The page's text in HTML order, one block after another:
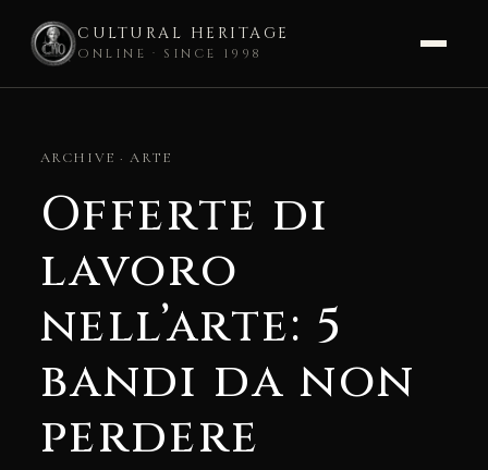
CULTURAL HERITAGE
ONLINE · SINCE 1998
contentARCHIVE · ARTE
Offerte di
lavoro
nell’arte: 5
bandi da non
perdere